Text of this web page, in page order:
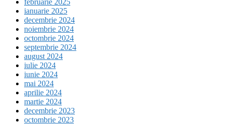
februarie 2025
ianuarie 2025
decembrie 2024
noiembrie 2024
octombrie 2024
septembrie 2024
august 2024
iulie 2024
iunie 2024
mai 2024
aprilie 2024
martie 2024
decembrie 2023
octombrie 2023